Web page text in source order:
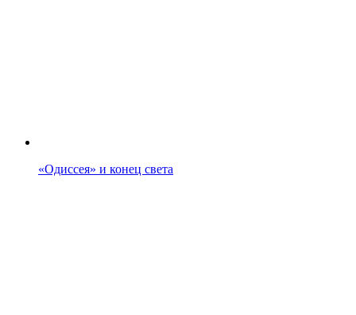
«Одиссея» и конец света